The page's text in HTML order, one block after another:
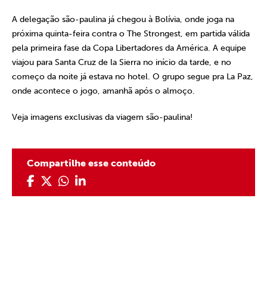
A delegação são-paulina já chegou à Bolívia, onde joga na
próxima quinta-feira contra o The Strongest, em partida válida
pela primeira fase da Copa Libertadores da América. A equipe
viajou para Santa Cruz de la Sierra no início da tarde, e no
começo da noite já estava no hotel. O grupo segue pra La Paz,
onde acontece o jogo, amanhã após o almoço.
Veja imagens exclusivas da viagem são-paulina!
Compartilhe esse conteúdo